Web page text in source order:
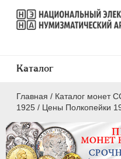
Главная / Каталог монет
1925 / Цены Полкопейки
Каталог